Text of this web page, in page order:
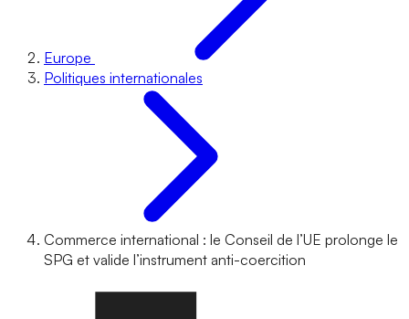
Europe
Politiques internationales
Commerce international : le Conseil de l’UE prolonge le
SPG et valide l’instrument anti-coercition